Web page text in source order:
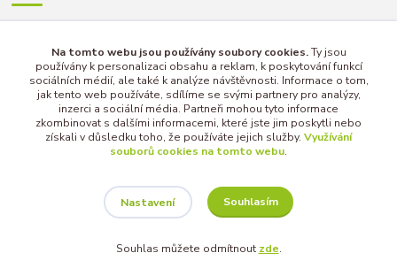
Jakub Turek
+420 735 040 893
info@afternoon-tea.cz
Vytvořeno na
Eshop-rychle.cz
Na tomto webu jsou používány soubory cookies.Ty jsou
používány k personalizaci obsahu a reklam, k poskytování funkcí
sociálních médií, ale také k analýze návštěvnosti. Informace o tom,
jak tento web používáte, sdílíme se svými partnery pro analýzy,
inzerci a sociální média. Partneři mohou tyto informace
zkombinovat s dalšími informacemi, které jste jim poskytli nebo
získali v důsledku toho, že používáte jejich služby. Využívání
souborů cookies na tomto webu.
Nastavení Souhlasím
Souhlas můžete odmítnout zde.